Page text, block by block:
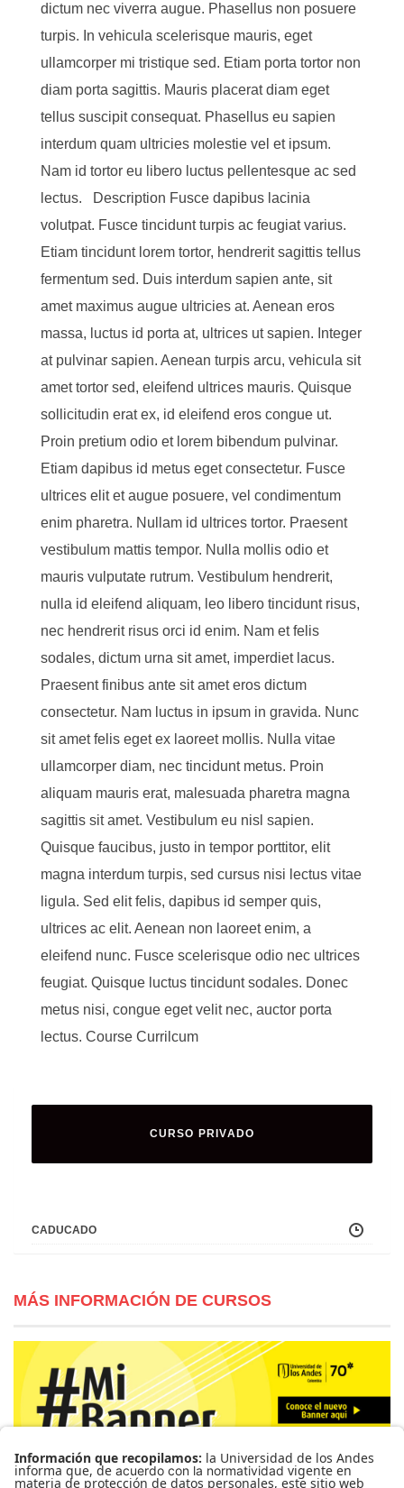
dictum nec viverra augue. Phasellus non posuere
turpis. In vehicula scelerisque mauris, eget
ullamcorper mi tristique sed. Etiam porta tortor non
diam porta sagittis. Mauris placerat diam eget
tellus suscipit consequat. Phasellus eu sapien
interdum quam ultricies molestie vel et ipsum.
Nam id tortor eu libero luctus pellentesque ac sed
lectus. Description Fusce dapibus lacinia
volutpat. Fusce tincidunt turpis ac feugiat varius.
Etiam tincidunt lorem tortor, hendrerit sagittis tellus
fermentum sed. Duis interdum sapien ante, sit
amet maximus augue ultricies at. Aenean eros
massa, luctus id porta at, ultrices ut sapien. Integer
at pulvinar sapien. Aenean turpis arcu, vehicula sit
amet tortor sed, eleifend ultrices mauris. Quisque
sollicitudin erat ex, id eleifend eros congue ut.
Proin pretium odio et lorem bibendum pulvinar.
Etiam dapibus id metus eget consectetur. Fusce
ultrices elit et augue posuere, vel condimentum
enim pharetra. Nullam id ultrices tortor. Praesent
vestibulum mattis tempor. Nulla mollis odio et
mauris vulputate rutrum. Vestibulum hendrerit,
nulla id eleifend aliquam, leo libero tincidunt risus,
nec hendrerit risus orci id enim. Nam et felis
sodales, dictum urna sit amet, imperdiet lacus.
Praesent finibus ante sit amet eros dictum
consectetur. Nam luctus in ipsum in gravida. Nunc
sit amet felis eget ex laoreet mollis. Nulla vitae
ullamcorper diam, nec tincidunt metus. Proin
aliquam mauris erat, malesuada pharetra magna
sagittis sit amet. Vestibulum eu nisl sapien.
Quisque faucibus, justo in tempor porttitor, elit
magna interdum turpis, sed cursus nisi lectus vitae
ligula. Sed elit felis, dapibus id semper quis,
ultrices ac elit. Aenean non laoreet enim, a
eleifend nunc. Fusce scelerisque odio nec ultrices
feugiat. Quisque luctus tincidunt sodales. Donec
metus nisi, congue eget velit nec, auctor porta
lectus. Course Currilcum
CURSO PRIVADO
CADUCADO
MÁS INFORMACIÓN DE CURSOS